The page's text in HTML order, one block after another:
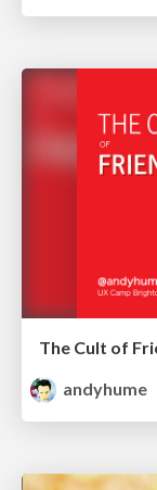
The Cult of
andyhume